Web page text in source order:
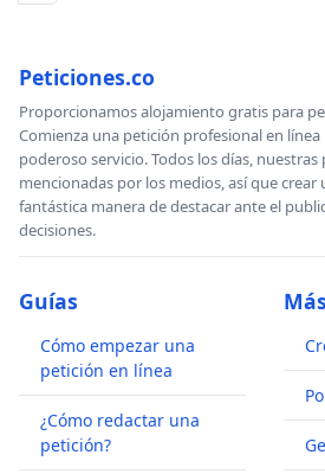
Peticiones.co
Proporcionamos alojamiento gratis para
Comienza una petición profesional en
poderoso servicio. Todos los días, nuestras
mencionadas por los medios, así que crear
fantástica manera de destacar ante el
decisiones.
Guías
Cómo empezar una
petición en línea
¿Cómo redactar una
petición?
Más